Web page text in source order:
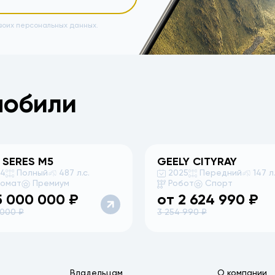
персональных данных.
M5
Полный
487 л.с.
Премиум
000 000 ₽
₽
GEELY CITYRAY
2025 Передний
147
Робот
Спорт
от 2 624 990 ₽
3 254 990₽
Владельцам О компании